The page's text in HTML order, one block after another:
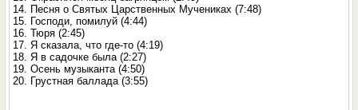
14. Песня о Святых Царственных Мучениках (7:48)
15. Господи, помилуй (4:44)
16. Тюря (2:45)
17. Я сказала, что где-то (4:19)
18. Я в садочке была (2:27)
19. Осень музыканта (4:50)
20. Грустная баллада (3:55)